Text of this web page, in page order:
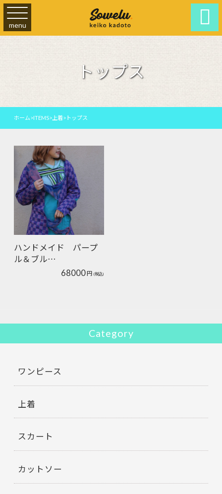
menu 
トップス
ホーム>ITEMS>上着>トップス
ハンドメイド パープ
ル＆ブル…
68000円 (税込)
Category
ワンピース
上着
スカート
カットソー